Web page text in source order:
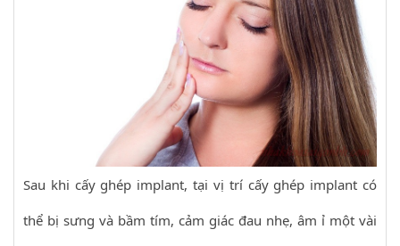
Sau khi cấy ghép implant, tại vị trí cấy ghép implant có
thể bị sưng và bầm tím, cảm giác đau nhẹ, âm ỉ một vài